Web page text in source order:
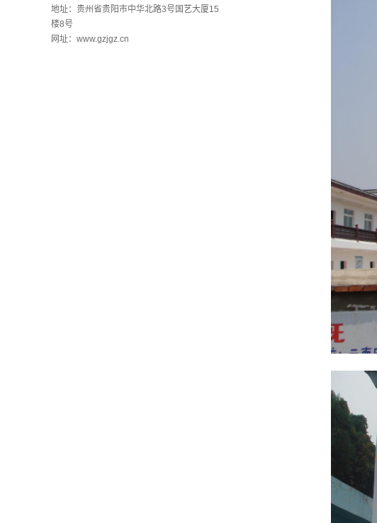
地址：贵州省贵阳市中华北路3号国艺大厦15
楼8号
网址：www.gzjgz.cn